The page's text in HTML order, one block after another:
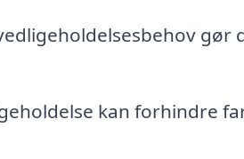
gør
kan forhindre